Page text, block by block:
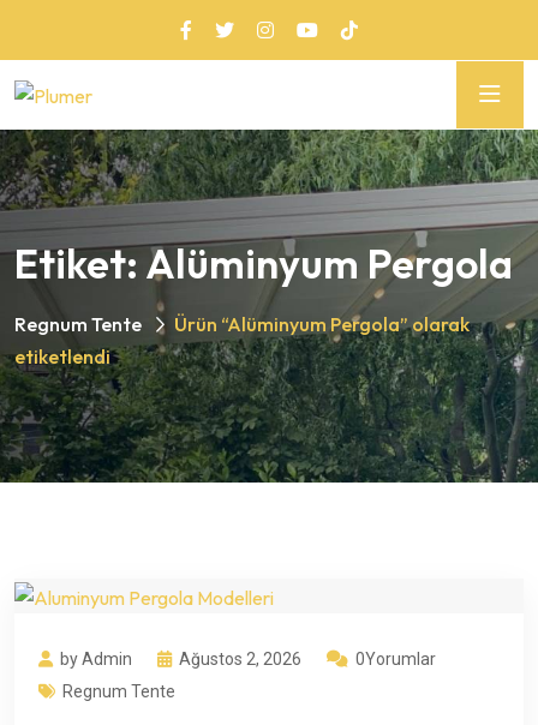
Etiket:Alüminyum Pergola
Regnum Tente
Ürün “Alüminyum Pergola” olarak
etiketlendi
by Admin Ağustos 2, 2026
0Yorumlar
Regnum Tente